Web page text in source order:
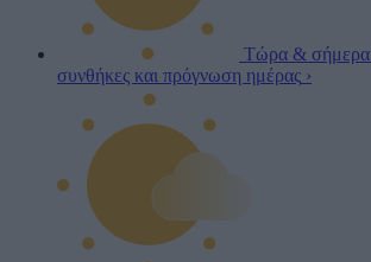
Τώρα & σήμερα
συνθήκες και πρόγνωση ημέρας ›